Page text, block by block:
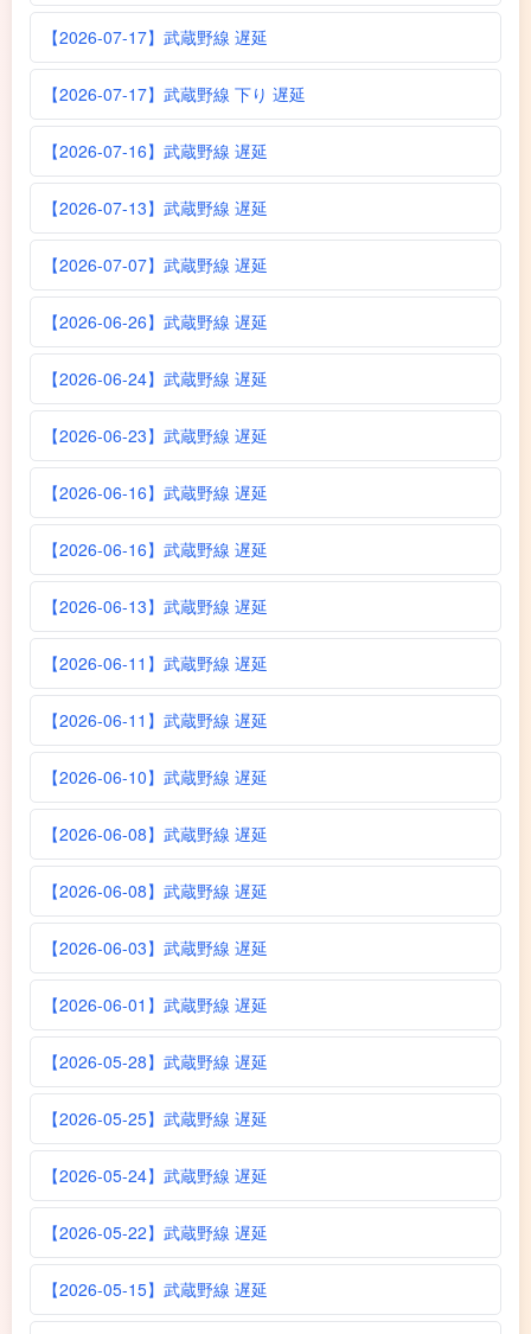
【2026-07-17】武蔵野線 遅延
【2026-07-17】武蔵野線 下り 遅延
【2026-07-16】武蔵野線 遅延
【2026-07-13】武蔵野線 遅延
【2026-07-07】武蔵野線 遅延
【2026-06-26】武蔵野線 遅延
【2026-06-24】武蔵野線 遅延
【2026-06-23】武蔵野線 遅延
【2026-06-16】武蔵野線 遅延
【2026-06-16】武蔵野線 遅延
【2026-06-13】武蔵野線 遅延
【2026-06-11】武蔵野線 遅延
【2026-06-11】武蔵野線 遅延
【2026-06-10】武蔵野線 遅延
【2026-06-08】武蔵野線 遅延
【2026-06-08】武蔵野線 遅延
【2026-06-03】武蔵野線 遅延
【2026-06-01】武蔵野線 遅延
【2026-05-28】武蔵野線 遅延
【2026-05-25】武蔵野線 遅延
【2026-05-24】武蔵野線 遅延
【2026-05-22】武蔵野線 遅延
【2026-05-15】武蔵野線 遅延